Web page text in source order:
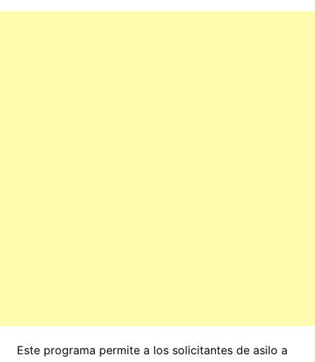
Este programa permite a los solicitantes de asilo a